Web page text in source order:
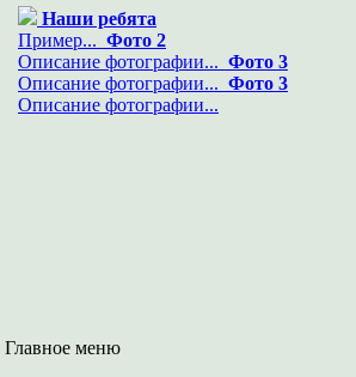
Наши ребята
Пример... Фото 2
Описание фотографии... Фото 3
Описание фотографии... Фото 3
Описание фотографии...
Главное меню